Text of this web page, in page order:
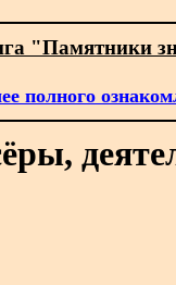
"Памятники
полного